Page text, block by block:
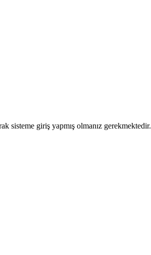
sisteme giriş yapmış olmanız gerekmektedir.